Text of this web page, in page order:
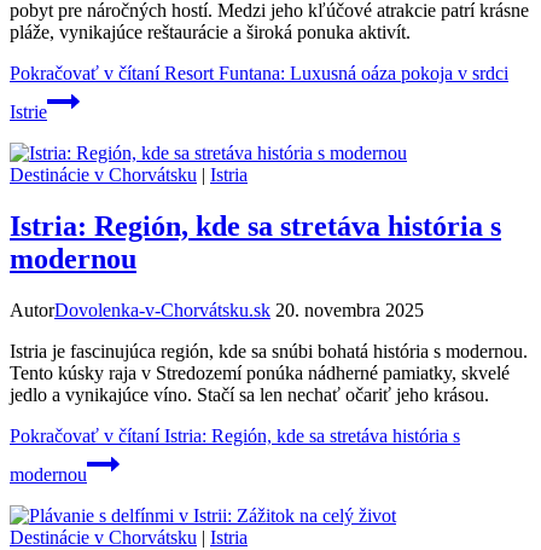
pobyt pre náročných hostí. Medzi jeho kľúčové atrakcie patrí krásne
pláže, vynikajúce reštaurácie a široká ponuka aktivít.
Pokračovať v čítaníResort Funtana: Luxusná oáza pokoja v srdci
Istrie
Destinácie v Chorvátsku | Istria
Istria: Región, kde sa stretáva história s
modernou
AutorDovolenka-v-Chorvátsku.sk 20. novembra 2025
Istria je fascinujúca región, kde sa snúbi bohatá história s modernou.
Tento kúsky raja v Stredozemí ponúka nádherné pamiatky, skvelé
jedlo a vynikajúce víno. Stačí sa len nechať očariť jeho krásou.
Pokračovať v čítaníIstria: Región, kde sa stretáva história s
modernou
Destinácie v Chorvátsku | Istria